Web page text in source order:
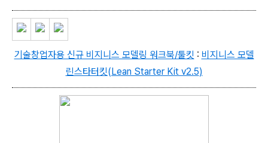
기술창업자용 신규 비지니스 모델링 워크북/툴킷 : 비지니스 모델
린스타터킷(Lean Starter Kit v2.5)